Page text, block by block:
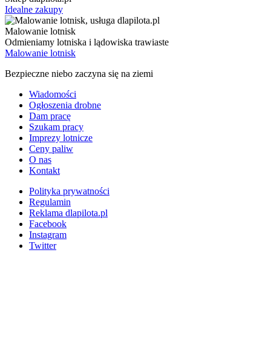
Idealne zakupy
Malowanie lotnisk
Odmieniamy lotniska i lądowiska trawiaste
Malowanie lotnisk
Bezpieczne niebo zaczyna się na ziemi
Wiadomości
Ogłoszenia drobne
Dam pracę
Szukam pracy
Imprezy lotnicze
Ceny paliw
O nas
Kontakt
Polityka prywatności
Regulamin
Reklama dlapilota.pl
Facebook
Instagram
Twitter